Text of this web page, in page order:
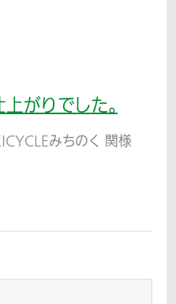
がりでした。
みちのく 関様